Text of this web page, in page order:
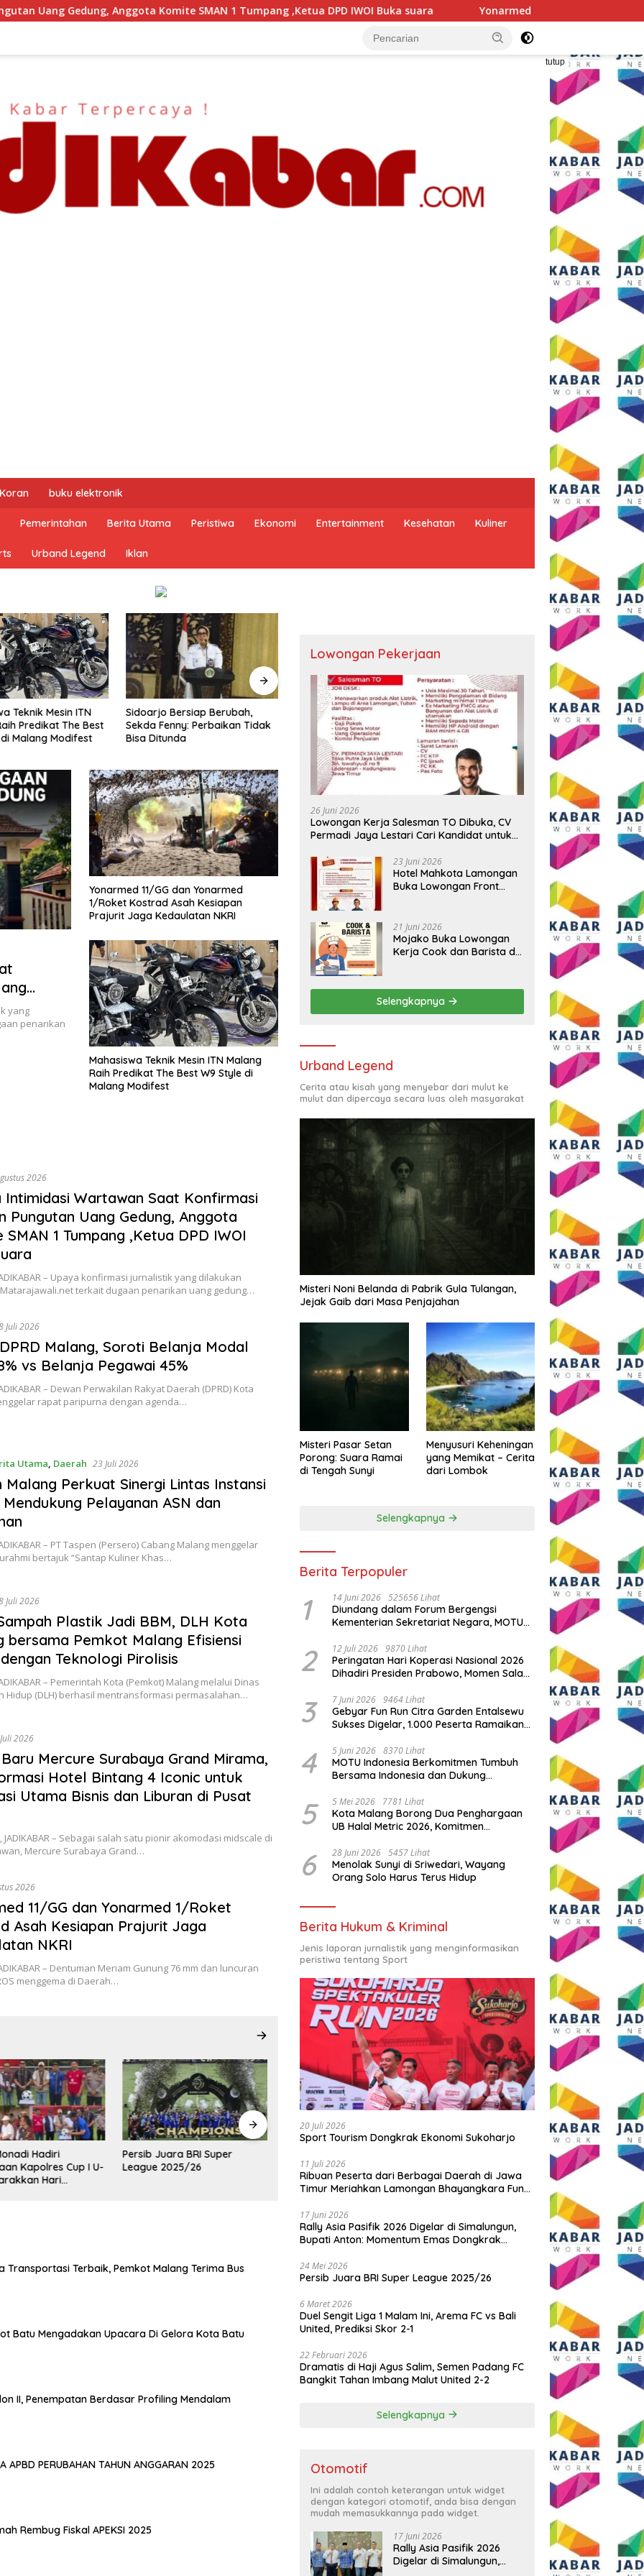
SMAN 1 Tumpang ,Ketua DPD IWOI Buka suara Yonarmed 11/GG dan Yonarmed 1/Roket Kostrad Asah
tutup
buku elektronik
Pemerintahan Berita Utama Peristiwa Ekonomi Entertainment Kesehatan Kuliner
Urband Legend Iklan
Teknik Mesin ITN
Predikat The Best
Malang Modifest
Sidoarjo Bersiap Berubah,
Sekda Fenny: Perbaikan Tidak
Bisa Ditunda
Bukan Sekadar Ngopi, Presiden
LIRA Andi Syafrani
Konsolidasikan Kekuatan
Organisasi di Malang
Sambut HUT RI ke-81, Grand
Mercure Malang Mirama Gelar
Opening Ceremony Olimpiade
Agustusan 2026
1
suara
yang
penarikan
Yonarmed 11/GG dan Yonarmed
1/Roket Kostrad Asah Kesiapan
Prajurit Jaga Kedaulatan NKRI
Mahasiswa Teknik Mesin ITN Malang
Raih Predikat The Best W9 Style di
Malang Modifest
2026
Intimidasi Wartawan Saat Konfirmasi
Pungutan Uang Gedung, Anggota
SMAN 1 Tumpang ,Ketua DPD IWOI
– Upaya konfirmasi jurnalistik yang dilakukan
terkait dugaan penarikan uang gedung…
Juli 2026
Malang, Soroti Belanja Modal
vs Belanja Pegawai 45%
– Dewan Perwakilan Rakyat Daerah (DPRD) Kota
rapat paripurna dengan agenda…
Utama, Daerah 23 Juli 2026
Malang Perkuat Sinergi Lintas Instansi
Pelayanan ASN dan
– PT Taspen (Persero) Cabang Malang menggelar
bertajuk “Santap Kuliner Khas…
Juli 2026
Plastik Jadi BBM, DLH Kota
bersama Pemkot Malang Efisiensi
Teknologi Pirolisis
– Pemerintah Kota (Pemkot) Malang melalui Dinas
Hidup (DLH) berhasil mentransformasi permasalahan…
2026
Mercure Surabaya Grand Mirama,
Hotel Bintang 4 Iconic untuk
Utama Bisnis dan Liburan di Pusat
JADIKABAR – Sebagai salah satu pionir akomodasi midscale di
Mercure Surabaya Grand…
2026
11/GG dan Yonarmed 1/Roket
Asah Kesiapan Prajurit Jaga
NKRI
– Dentuman Meriam Gunung 76 mm dan luncuran
menggema di Daerah…
Hadiri
Kapolres Cup I U-
Hari
Persib Juara BRI Super
League 2025/26
Ludes Kurang Sejam,
Penonton Kecewa Tetap Rela
Nonton dari Layar Lebar
Demam Final Piala Dunia
2026 Melanda Simalungun:
Ada Artis Ibukota hingga
Pesta Jajanan UMKM di Balei
Transportasi Terbaik, Pemkot Malang Terima Bus
Batu Mengadakan Upacara Di Gelora Kota Batu
II, Penempatan Berdasar Profiling Mendalam
APBD PERUBAHAN TAHUN ANGGARAN 2025
Rembug Fiskal APEKSI 2025
Lowongan Pekerjaan
26 Juni 2026
Lowongan Kerja Salesman TO Dibuka, CV
Permadi Jaya Lestari Cari Kandidat untuk
23 Juni 2026
Hotel Mahkota Lamongan
Buka Lowongan Front
Syaratnya
21 Juni 2026
Mojako Buka Lowongan
Kerja Cook dan Barista di
Selengkapnya
Urband Legend
Cerita atau kisah yang menyebar dari mulut ke
mulut dan dipercaya secara luas oleh masyarakat
Misteri Noni Belanda di Pabrik Gula Tulangan,
Jejak Gaib dari Masa Penjajahan
Misteri Pasar Setan
Porong: Suara Ramai
di Tengah Sunyi
Menyusuri Keheningan
yang Memikat – Cerita
dari Lombok
Selengkapnya
Berita Terpopuler
1 14 Juni 2026 525656 Lihat
Diundang dalam Forum Bergengsi
Kementerian Sekretariat Negara, MOTU
Indonesia
2 12 Juli 2026 9870 Lihat
Peringatan Hari Koperasi Nasional 2026
Dihadiri Presiden Prabowo, Momen Salam
3 7 Juni 2026 9464 Lihat
Gebyar Fun Run Citra Garden Entalsewu
Sukses Digelar, 1.000 Peserta Ramaikan
4 5 Juni 2026 8370 Lihat
MOTU Indonesia Berkomitmen Tumbuh
Bersama Indonesia dan Dukung
5 5 Mei 2026 7781 Lihat
Kota Malang Borong Dua Penghargaan
UB Halal Metric 2026, Komitmen
6 28 Juni 2026 5457 Lihat
Menolak Sunyi di Sriwedari, Wayang
Orang Solo Harus Terus Hidup
Berita Hukum & Kriminal
Jenis laporan jurnalistik yang menginformasikan
peristiwa tentang Sport
20 Juli 2026
Sport Tourism Dongkrak Ekonomi Sukoharjo
11 Juli 2026
Ribuan Peserta dari Berbagai Daerah di Jawa
Timur Meriahkan Lamongan Bhayangkara Fun
17 Juni 2026
Rally Asia Pasifik 2026 Digelar di Simalungun,
Bupati Anton: Momentum Emas Dongkrak
24 Mei 2026
Persib Juara BRI Super League 2025/26
6 Maret 2026
Duel Sengit Liga 1 Malam Ini, Arema FC vs Bali
United, Prediksi Skor 2-1
22 Februari 2026
Dramatis di Haji Agus Salim, Semen Padang FC
Bangkit Tahan Imbang Malut United 2-2
Selengkapnya
Otomotif
Ini adalah contoh keterangan untuk widget
dengan kategori otomotif, anda bisa dengan
mudah memasukkannya pada widget.
17 Juni 2026
Rally Asia Pasifik 2026
Digelar di Simalungun,